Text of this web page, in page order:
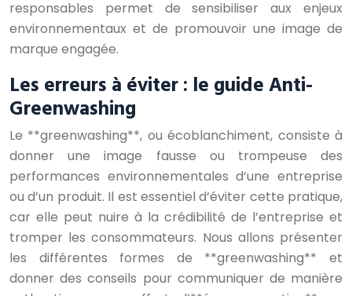
responsables permet de sensibiliser aux enjeux
environnementaux et de promouvoir une image de
marque engagée.
Les erreurs à éviter : le guide Anti-
Greenwashing
Le **greenwashing**, ou écoblanchiment, consiste à
donner une image fausse ou trompeuse des
performances environnementales d’une entreprise
ou d’un produit. Il est essentiel d’éviter cette pratique,
car elle peut nuire à la crédibilité de l’entreprise et
tromper les consommateurs. Nous allons présenter
les différentes formes de **greenwashing** et
donner des conseils pour communiquer de manière